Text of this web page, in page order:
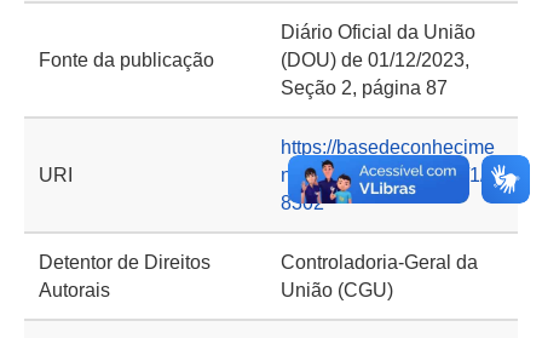
Fonte da publicação
Diário Oficial da União
(DOU) de 01/12/2023,
Seção 2, página 87
URI
https://basedeconhecime
nto.cgu.gov.br/handle/1/1
8302
Detentor de Direitos
Autorais
Controladoria-Geral da
União (CGU)